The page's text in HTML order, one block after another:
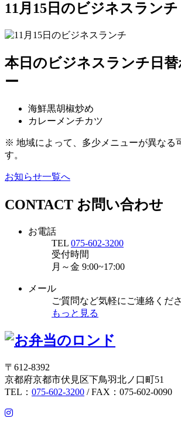
11月15日のビジネスランチ
本日のビジネスランチ日
ー
海鮮黒胡椒炒め
カレーメンチカツ
※ 地域によって、多少メニューが異なる
す。
お知らせ一覧へ
CONTACT お問い合わせ
お電話
TEL 075-602-3200
受付時間
月～金 9:00~17:00
メール
ご質問など気軽にご連絡くだ
もっと見る
〒612-8392
京都府京都市伏見区下鳥羽北ノ口町51
TEL： 075-602-3200 / FAX：075-602-0090